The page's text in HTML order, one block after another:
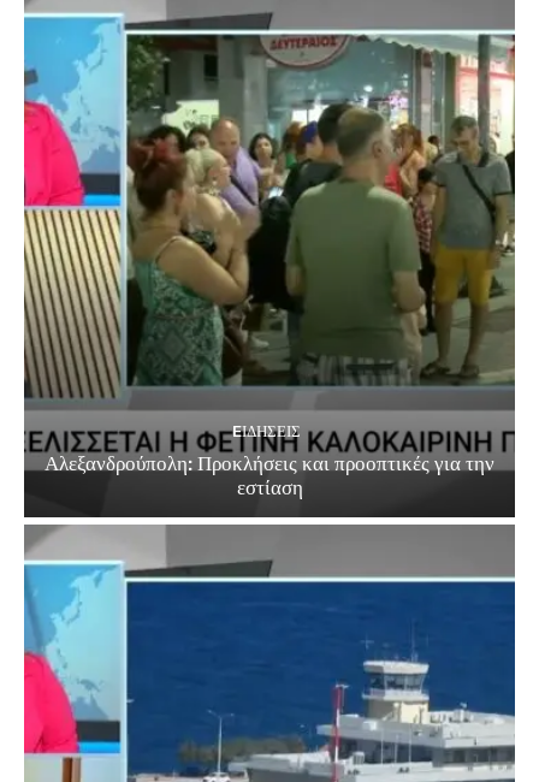
EΙΔΗΣΕΙΣ
Αλεξανδρούπολη: Προκλήσεις και προοπτικές για την
εστίαση